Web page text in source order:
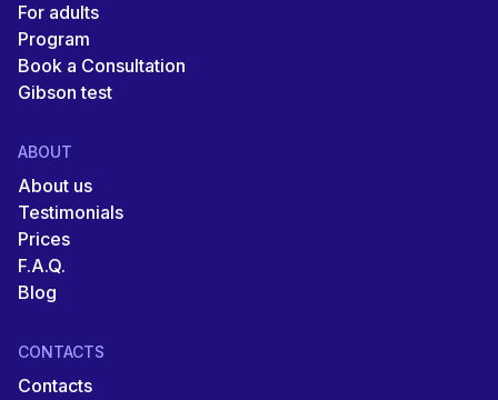
For adults
Program
Book a Consultation
Gibson test
ABOUT
About us
Testimonials
Prices
F.A.Q.
Blog
CONTACTS
Contacts